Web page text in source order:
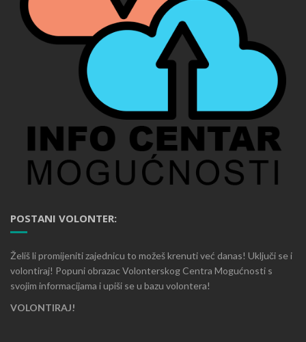
POSTANI VOLONTER:
Želiš li promijeniti zajednicu to možeš krenuti već danas! Uključi se i
volontiraj! Popuni obrazac Volonterskog Centra Mogućnosti s
svojim informacijama i upiši se u bazu volontera!
VOLONTIRAJ!